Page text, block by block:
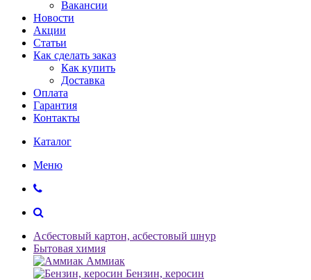
Вакансии
Новости
Акции
Статьи
Как сделать заказ
Как купить
Доставка
Оплата
Гарантия
Контакты
Каталог
Меню
Асбестовый картон, асбестовый шнур
Бытовая химия
Аммиак
Бензин, керосин